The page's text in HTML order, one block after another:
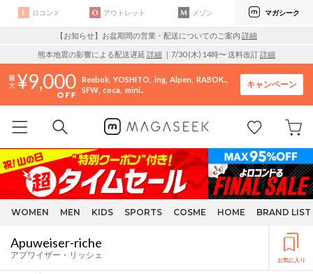
ロコンド アウトレット メゾン マガシーク
【お知らせ】お盆期間の営業・配送についてのご案内 詳細
熊本地震の影響による配送遅延 詳細 ｜7/30 (木) 14時〜 送料改訂詳細
9,000 Reebok YOSHITO ing Alpen
RABOK..
SFW coca mini..
キャンペーン
WOMEN MEN KIDS SPORTS COSME HOME BRAND LIST
Apuweiser-riche
アプワイザー・リッシェ お気に入り